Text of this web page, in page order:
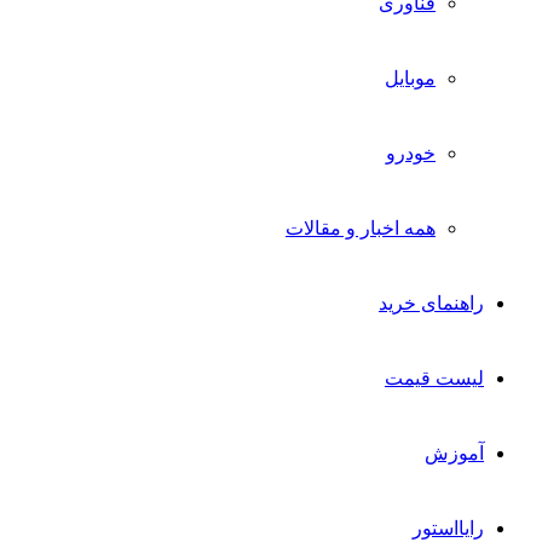
موبایل
خودرو
همه اخبار و مقالات
راهنمای خرید
لیست قیمت
آموزش
رایااستور